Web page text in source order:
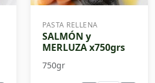
PASTA RELLENA
SALMÓN y
MERLUZA x750grs
750gr